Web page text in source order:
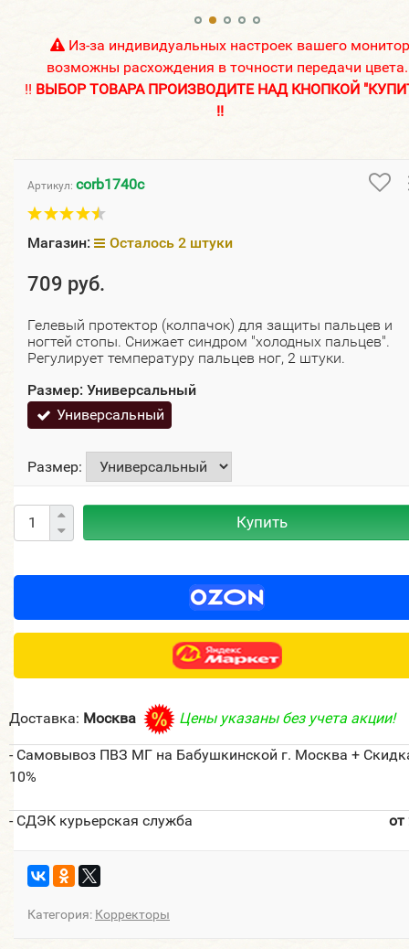
Из-за индивидуальных настроек вашего
возможны расхождения в точности передачи цвета.
!! ВЫБОР ТОВАРА ПРОИЗВОДИТЕ НАД КНОПКОЙ
!!
Артикул: corb1740c
Магазин: Осталось 2 штуки
709 руб.
Гелевый протектор (колпачок) для защиты пальцев и
ногтей стопы. Снижает синдром "холодных пальцев".
Регулирует температуру пальцев ног, 2 штуки.
Размер: Универсальный
Универсальный
Размер:
Купить
Доставка: Москва Цены указаны без учета акции!
- Самовывоз ПВЗ МГ на Бабушкинской г. Москва +
10%
- СДЭК курьерская служба
Категория: Корректоры